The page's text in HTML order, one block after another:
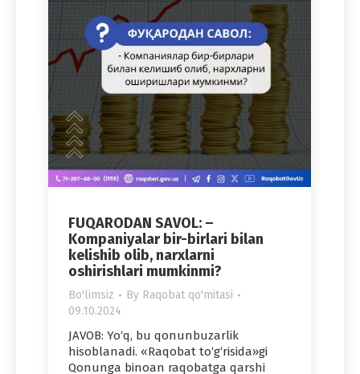
FUQARODAN SAVOL: –
Kompaniyalar bir-birlari bilan
kelishib olib, narxlarni
oshirishlari mumkinmi?
Bo'limsiz By Raqobat qo'mitasi
09.10.2024
JAVOB: Yo‘q, bu qonunbuzarlik
hisoblanadi. «Raqobat to‘g‘risida»gi
Qonunga binoan raqobatga qarshi